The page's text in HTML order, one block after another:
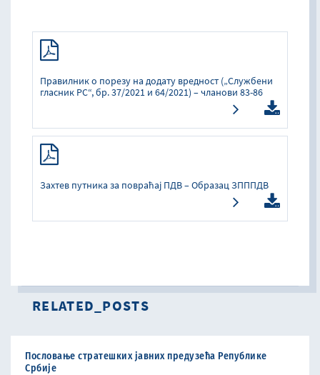
Правилник о порезу на додату вредност („Службени
гласник РС“, бр. 37/2021 и 64/2021) – чланови 83-86
Захтев путника за повраћај ПДВ – Образац ЗПППДВ
RELATED_POSTS
Пословање стратешких јавних предузећа Републике
Србије